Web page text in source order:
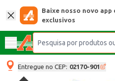
Baixe nosso novo app
exclusivos
Entregue no CEP: 02170-901